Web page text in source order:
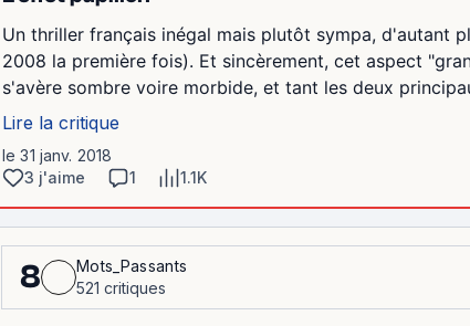
Un thriller français inégal mais plutôt sympa, d'autant
2008 la première fois). Et sincèrement, cet aspect
s'avère sombre voire morbide, et tant les deux
Lire la critique
le 31 janv. 2018
3 j'aime
1 1.1K
8
Mots_Passants
521 critiques